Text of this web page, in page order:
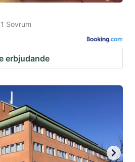
Sovrum
erbjudande